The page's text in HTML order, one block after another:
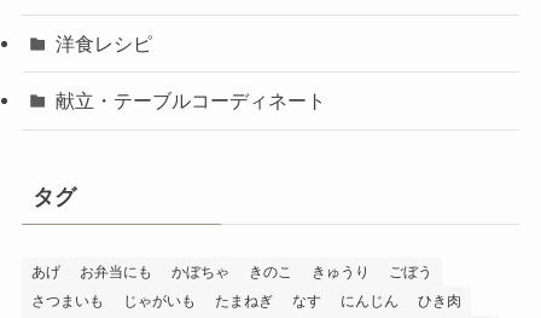
洋食レシピ
献立・テーブルコーディネート
タグ
あげ お弁当にも かぼちゃ きのこ きゅうり
ごぼう
さつまいも
じゃがいも たまねぎ なす にんじん ひき肉